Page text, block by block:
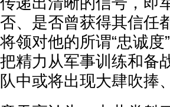
否、是否曾获得其信任
将领对他的所谓“忠诚
把精力从军事训练和备
队中或将出现大肆吹捧